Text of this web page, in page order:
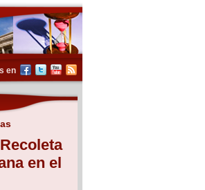
en
en el